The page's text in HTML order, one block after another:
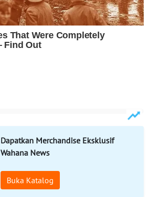
Dapatkan Merchandise Eksklusif
Wahana News
Buka Katalog